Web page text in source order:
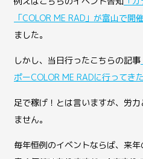
「COLOR ME RAD」が富山で開
ました。
しかし、当日行ったこちらの記事
ポーCOLOR ME RADに行ってきた
足で稼げ！とは言いますが、労
ません。
毎年恒例のイベントならば、来